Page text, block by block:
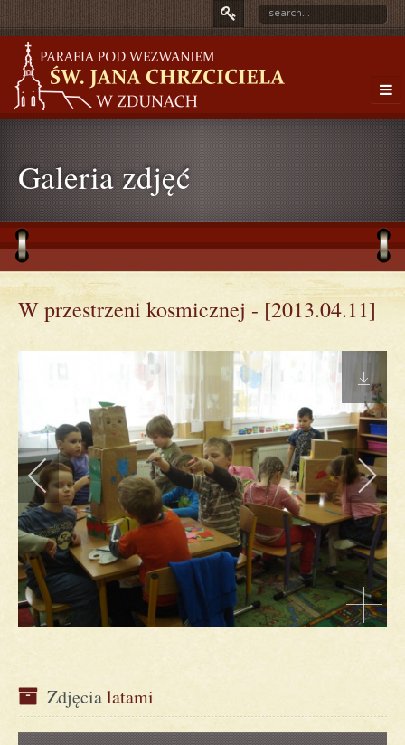
Galeria zdjęć
W przestrzeni kosmicznej - [2013.04.11]
Zdjęcia latami